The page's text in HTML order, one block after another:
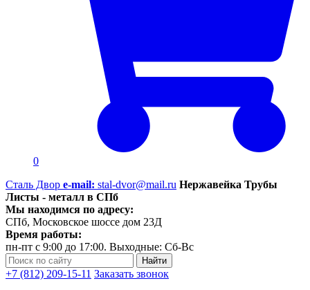
0
Сталь Двор e-mail: stal-dvor@mail.ru Нержавейка Трубы
Листы - металл в СПб
Мы находимся по адресу:
СПб, Московское шоссе дом 23Д
Время работы:
пн-пт с 9:00 до 17:00. Выходные: Сб-Вс
+7 (812) 209-15-11 Заказать звонок